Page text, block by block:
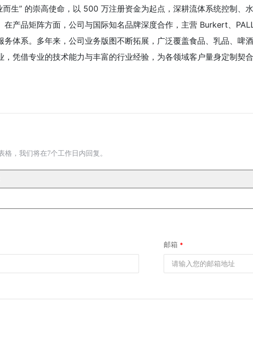
生” 的崇高使命，以 500 万注册资金为起点，深耕流体系统控制、
在产品矩阵方面，公司与国际知名品牌深度合作，主营 Burkert、
体系。多年来，公司业务版图不断拓展，广泛覆盖食品、乳品、啤
凭借专业的技术能力与丰富的行业经验，为各领域客户量身定制契
，我们将在7个工作日内回复。
邮箱